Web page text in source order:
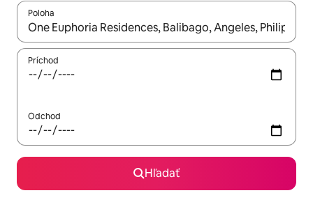
Poloha
Keď budú výsledky k dispozícii, môžete si ich prechádzať
Príchod
Odchod
Hľadať